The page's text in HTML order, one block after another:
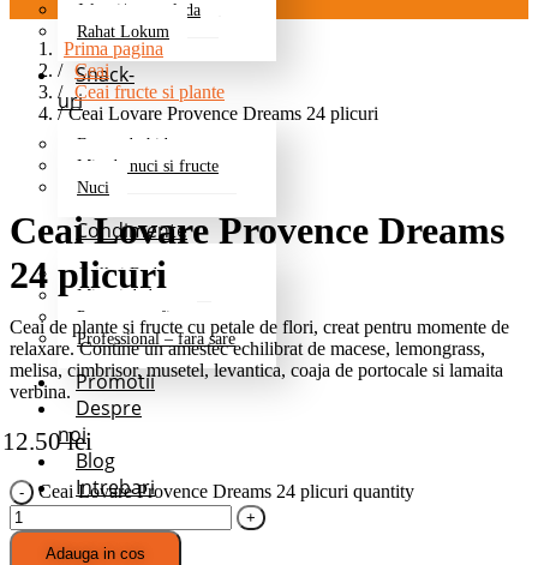
Jeleuri/marmelada
Rahat Lokum
Snack-
uri
Fructe deshidratate
Mix de nuci si fructe
Nuci
Condimente
Grill si Barbeque
Mixuri de baza
Pentru cartofi
Professional – fara sare
Promotii
Despre
noi
Blog
Intrebari
Frecvente
Contact
Prima pagina
Ceai
Ceai fructe si plante
Ceai Lovare Provence Dreams 24 plicuri
Ceai Lovare Provence Dreams
24 plicuri
Ceai de plante si fructe cu petale de flori, creat pentru momente de
relaxare. Contine un amestec echilibrat de macese, lemongrass,
melisa, cimbrisor, musetel, levantica, coaja de portocale si lamaita
verbina.
12.50lei
Ceai Lovare Provence Dreams 24 plicuri quantity
Adauga in cos